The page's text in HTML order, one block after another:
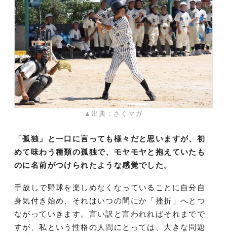
▲出典：さくマガ
「孤独」と一口に言っても様々だと思いますが、初
めて味わう種類の孤独で、モヤモヤと抱えていたも
のに名前がつけられたような感覚でした。
手放しで野球を楽しめなくなっていることに自分自
身気付き始め、それはいつの間にか「挫折」へとつ
ながっていきます。言い訳と言われればそれまでで
すが、私という性格の人間にとっては、大きな問題